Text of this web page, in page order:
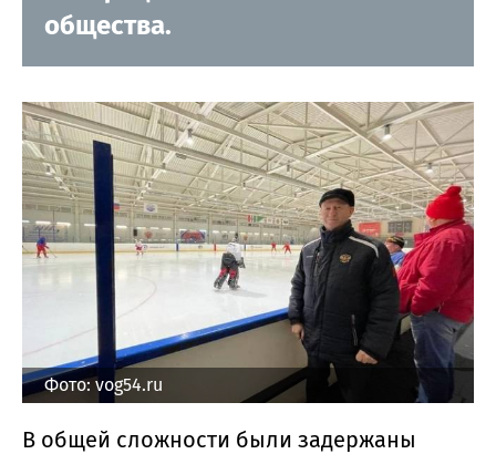
общества.
Фото: vog54.ru
В общей сложности были задержаны